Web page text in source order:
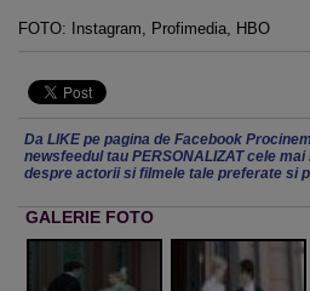
FOTO: Instagram, Profimedia, HBO
Da LIKE pe pagina de Facebook
newsfeedul tau PERSONALIZAT cele
despre actorii si filmele tale preferate si
GALERIE FOTO